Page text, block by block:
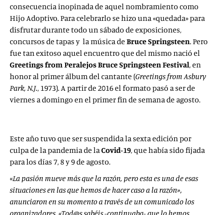
consecuencia inopinada de aquel nombramiento como
Hijo Adoptivo. Para celebrarlo se hizo una «quedada» para
disfrutar durante todo un sábado de exposiciones,
concursos de tapas y la música de Bruce Springsteen. Pero
fue tan exitoso aquel encuentro que del mismo nació el
Greetings from PeralejosBruce Springsteen Festival, en
honor al primer álbum del cantante (Greetings from Asbury
Park, N.J., 1973). A partir de 2016 el formato pasó a ser de
viernes a domingo en el primer fin de semana de agosto.
Este año tuvo que ser suspendida la sexta edición por
culpa de la pandemia de laCovid-19, que había sido fijada
para los días 7, 8 y 9 de agosto.
«La pasión mueve más que la razón, pero esta es una de esas
situaciones en las que hemos de hacer caso a la razón»,
anunciaron en su momento a través de un comunicado los
organizadores. «Tod@s sabéis -continuaba- que lo hemos